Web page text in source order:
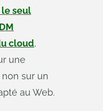
seul
cloud,
une
sur un
au Web.